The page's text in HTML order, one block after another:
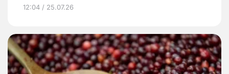
12:04 / 25.07.26